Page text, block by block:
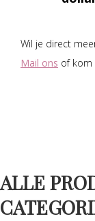
Wil je direct
Mail ons of kom
ALLE